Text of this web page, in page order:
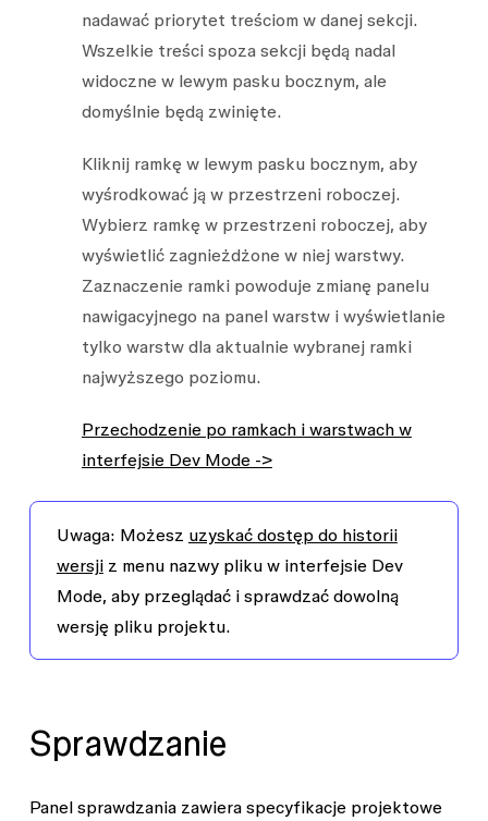
nadawać priorytet treściom w danej sekcji.
Wszelkie treści spoza sekcji będą nadal
widoczne w lewym pasku bocznym, ale
domyślnie będą zwinięte.
Kliknij ramkę w lewym pasku bocznym, aby
wyśrodkować ją w przestrzeni roboczej.
Wybierz ramkę w przestrzeni roboczej, aby
wyświetlić zagnieżdżone w niej warstwy.
Zaznaczenie ramki powoduje zmianę panelu
nawigacyjnego na panel warstw i wyświetlanie
tylko warstw dla aktualnie wybranej ramki
najwyższego poziomu.
Przechodzenie po ramkach i warstwach w
interfejsie Dev Mode ->
Uwaga: Możesz uzyskać dostęp do historii
wersjiz menu nazwy pliku w interfejsie Dev
Mode, aby przeglądać i sprawdzać dowolną
wersję pliku projektu.
Sprawdzanie
Panel sprawdzania zawiera specyfikacje projektowe